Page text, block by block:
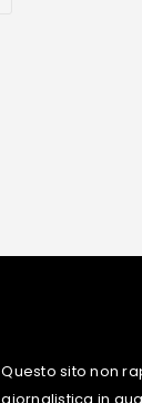
Questo sito non